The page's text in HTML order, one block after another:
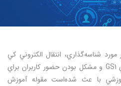
شناسه‌گذاري، انتقال الكتروني كي
داده‌ها و به طور كلي استانداردهاي GS1 و مشكل بودن حضور كاربران براي
با عث شده‌است مقوله آموزش